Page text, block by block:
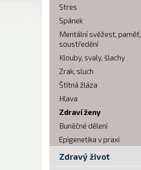
Stres
Spánek
Mentální svěžest, paměť,
soustředění
Klouby, svaly, šlachy
Zrak, sluch
Štítná žláza
Hlava
Zdraví ženy
Buněčné dělení
Epigenetika v praxi
Zdravý život